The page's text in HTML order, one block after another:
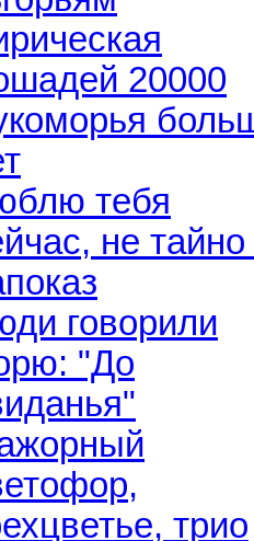
20000
тебя
не тайно
говорили
"До
трио